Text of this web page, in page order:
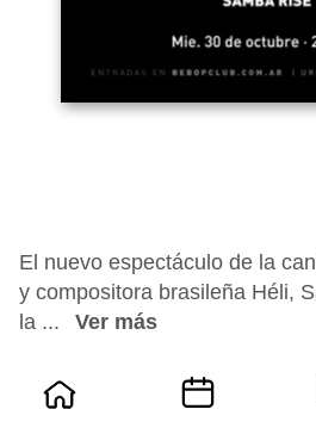
El nuevo espectáculo de la
y compositora brasileña Héli,
la ...
Ver más